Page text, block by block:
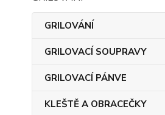
GRILOVÁNÍ
GRILOVACÍ SOUPRAVY
GRILOVACÍ PÁNVE
KLEŠTĚ A OBRACEČKY